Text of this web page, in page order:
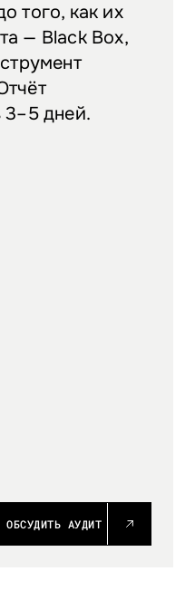
того, как их
— Black Box,
3–5 дней.
ОБСУДИТЬ АУДИТ